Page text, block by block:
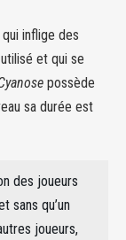
inflige des
et qui se
possède
sa durée est
des joueurs
sans qu’un
joueurs,